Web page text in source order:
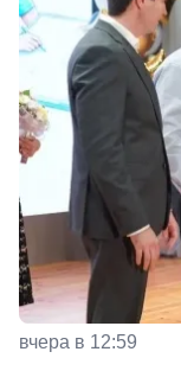
вчера в 12:59